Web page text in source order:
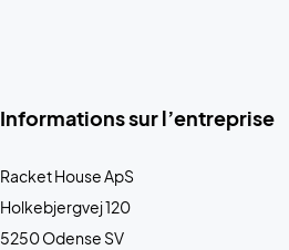
Informations sur l’entreprise
Racket House ApS
Holkebjergvej 120
5250 Odense SV